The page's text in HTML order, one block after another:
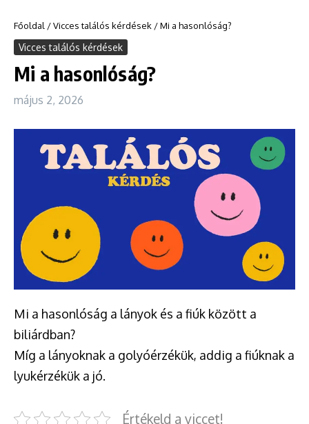
Főoldal /Vicces találós kérdések /Mi a hasonlóság?
Vicces találós kérdések
Mi a hasonlóság?
május 2, 2026
Mi a hasonlóság a lányok és a fiúk között a
biliárdban?
Míg a lányoknak a golyóérzékük, addig a fiúknak a
lyukérzékük a jó.
Értékeld a viccet!